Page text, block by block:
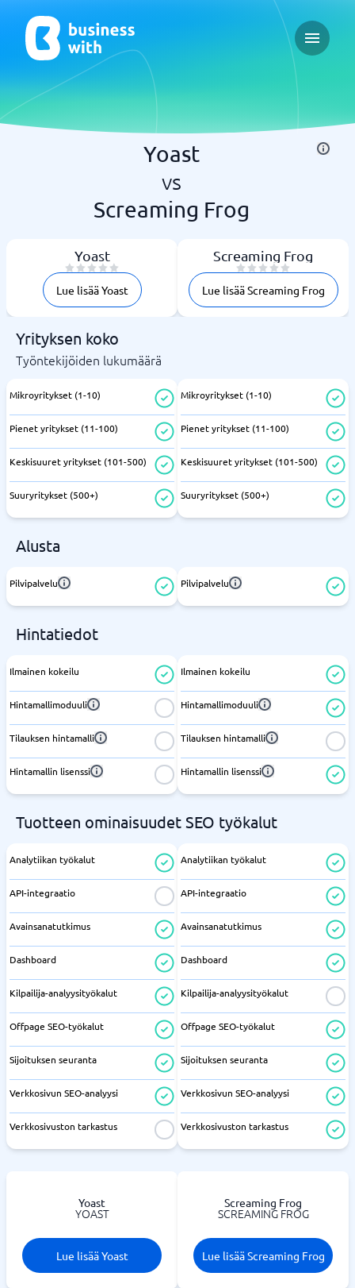
Open
Yoast
vs
Screaming Frog
Yoast
Lue lisää Yoast
Screaming Frog
Lue lisää Screaming Frog
Yrityksen koko
Työntekijöiden lukumäärä
Mikroyritykset (1-10)
Pienet yritykset (11-100)
Keskisuuret yritykset (101-500)
Suuryritykset (500+)
Mikroyritykset (1-10)
Pienet yritykset (11-100)
Keskisuuret yritykset (101-500)
Suuryritykset (500+)
Alusta
Pilvipalvelu Pilvipalvelu
Hintatiedot
Ilmainen kokeilu
Hintamallimoduuli
Tilauksen hintamalli
Hintamallin lisenssi
Ilmainen kokeilu
Hintamallimoduuli
Tilauksen hintamalli
Hintamallin lisenssi
Tuotteen ominaisuudet SEO työkalut
Analytiikan työkalut
API-integraatio
Avainsanatutkimus
Dashboard
Kilpailija-analyysityökalut
Offpage SEO-työkalut
Sijoituksen seuranta
Verkkosivun SEO-analyysi
Verkkosivuston tarkastus
Analytiikan työkalut
API-integraatio
Avainsanatutkimus
Dashboard
Kilpailija-analyysityökalut
Offpage SEO-työkalut
Sijoituksen seuranta
Verkkosivun SEO-analyysi
Verkkosivuston tarkastus
Yoast
YOAST
Lue lisää Yoast
Screaming Frog
SCREAMING FROG
Lue lisää Screaming Frog